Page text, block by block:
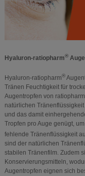
Hyaluron-ratiopharm®
Hyaluron-ratiopharm®
Tränen Feuchtigkeit für
Augentropfen von
natürlichen
und das damit
Tropfen pro Auge genügt,
fehlende Tränenflüssigkeit
sind der natürlichen
stabilen Tränenfilm. Zudem
Konservierungsmitteln,
Augentropfen eignen sich